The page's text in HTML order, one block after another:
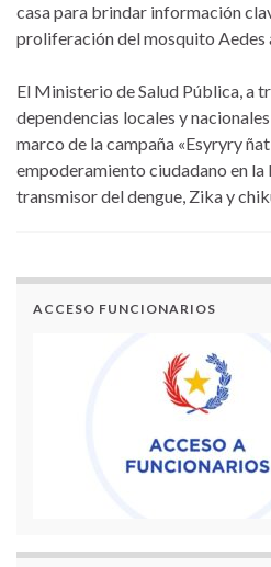
casa para brindar información
proliferación del mosquito Aedes
El Ministerio de Salud Pública, a
dependencias locales y
marco de la campaña «Esyryry
empoderamiento ciudadano en
transmisor del dengue, Zika y
ACCESO FUNCIONARIOS